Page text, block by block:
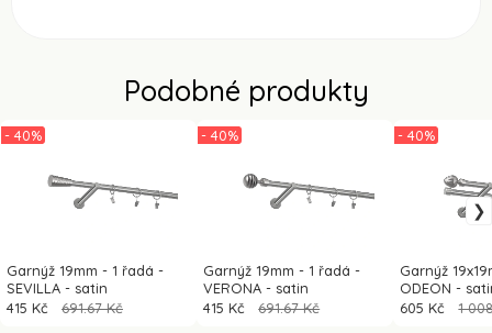
Podobné produkty
Garnýž 19mm - 1 řadá -
SEVILLA - satin
- 40%
415 Kč 691.67 Kč
Garnýž 19mm - 1 řadá -
VERONA - satin
- 40%
415 Kč 691.67 Kč
Garnýž
ODEON -
- 40%
605 Kč 1